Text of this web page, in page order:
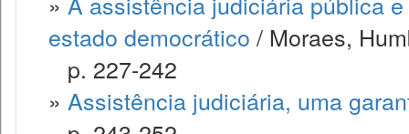
estado democrático / Moraes,
p. 227-242
» Assistência judiciária, uma